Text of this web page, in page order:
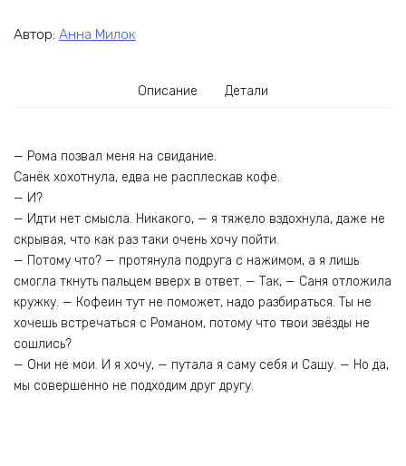
Автор: Анна Милок
Описание Детали
— Рома позвал меня на свидание.
Санёк хохотнула, едва не расплескав кофе.
— И?
— Идти нет смысла. Никакого, — я тяжело вздохнула, даже не
скрывая, что как раз таки очень хочу пойти.
— Потому что? — протянула подруга с нажимом, а я лишь
смогла ткнуть пальцем вверх в ответ. — Так, — Саня отложила
кружку. — Кофеин тут не поможет, надо разбираться. Ты не
хочешь встречаться с Романом, потому что твои звёзды не
сошлись?
— Они не мои. И я хочу, — путала я саму себя и Сашу. — Но да,
мы совершенно не подходим друг другу.